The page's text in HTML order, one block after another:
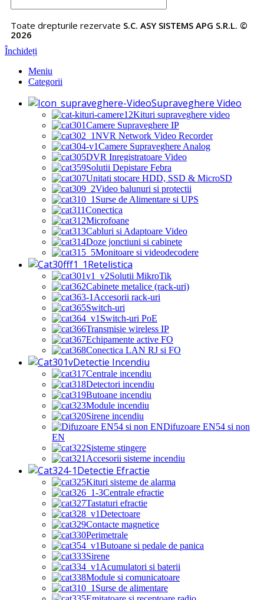
Toate drepturile rezervate S.C. ASY SISTEMS APG S.R.L. ©
2026
Închideți
Meniu
Categorii
Supraveghere Video
Kituri supraveghere video
Camere Supraveghere IP
NVR Network Video Recorder
Camere Supraveghere Analog
DVR Inregistratoare Video
Solutii Depistare Febra
Unitati stocare HDD, SSD & MicroSD
Video balunuri si protectii
Surse de Alimentare si UPS
Conectica
Microfoane
Cabluri si Adaptoare Video
Doze jonctiuni si cabinete
Monitoare si videodecodere
Retelistica
Solutii MikroTik
Cabinete metalice (rack-uri)
Accesorii rack-uri
Switch-uri
Switch-uri PoE
Transmisie wireless IP
Echipamente active FO
Conectica LAN RJ si FO
Detectie Incendiu
Centrale incendiu
Detectori incendiu
Butoane incendiu
Module incendiu
Sirene incendiu
Difuzoare EN54 si non
EN
Sisteme stingere
Accesorii sisteme incendiu
Detectie Efractie
Kituri sisteme de alarma
Centrale efractie
Tastaturi efractie
Detectoare
Contacte magnetice
Perimetrale
Butoane si pedale de panica
Sirene
Acumulatori si baterii
Module si comunicatoare
Surse de alimentare